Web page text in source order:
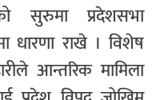
सुरुमा प्रदेशसभा
धारणा राखे । विशेष
आन्तरिक मामिला